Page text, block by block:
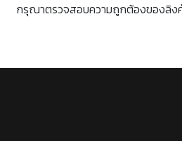
กรุณาตรวจสอบความถูกต้องของลิง